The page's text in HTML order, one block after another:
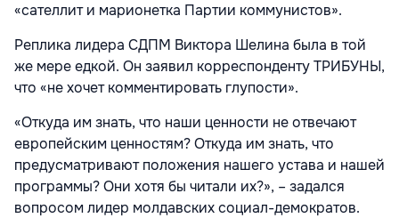
«сателлит и марионетка Партии коммунистов».
Реплика лидера СДПМ Виктора Шелина была в той
же мере едкой. Он заявил корреспонденту ТРИБУНЫ,
что «не хочет комментировать глупости».
«Откуда им знать, что наши ценности не отвечают
европейским ценностям? Откуда им знать, что
предусматривают положения нашего устава и нашей
программы? Они хотя бы читали их?», – задался
вопросом лидер молдавских социал-демократов.